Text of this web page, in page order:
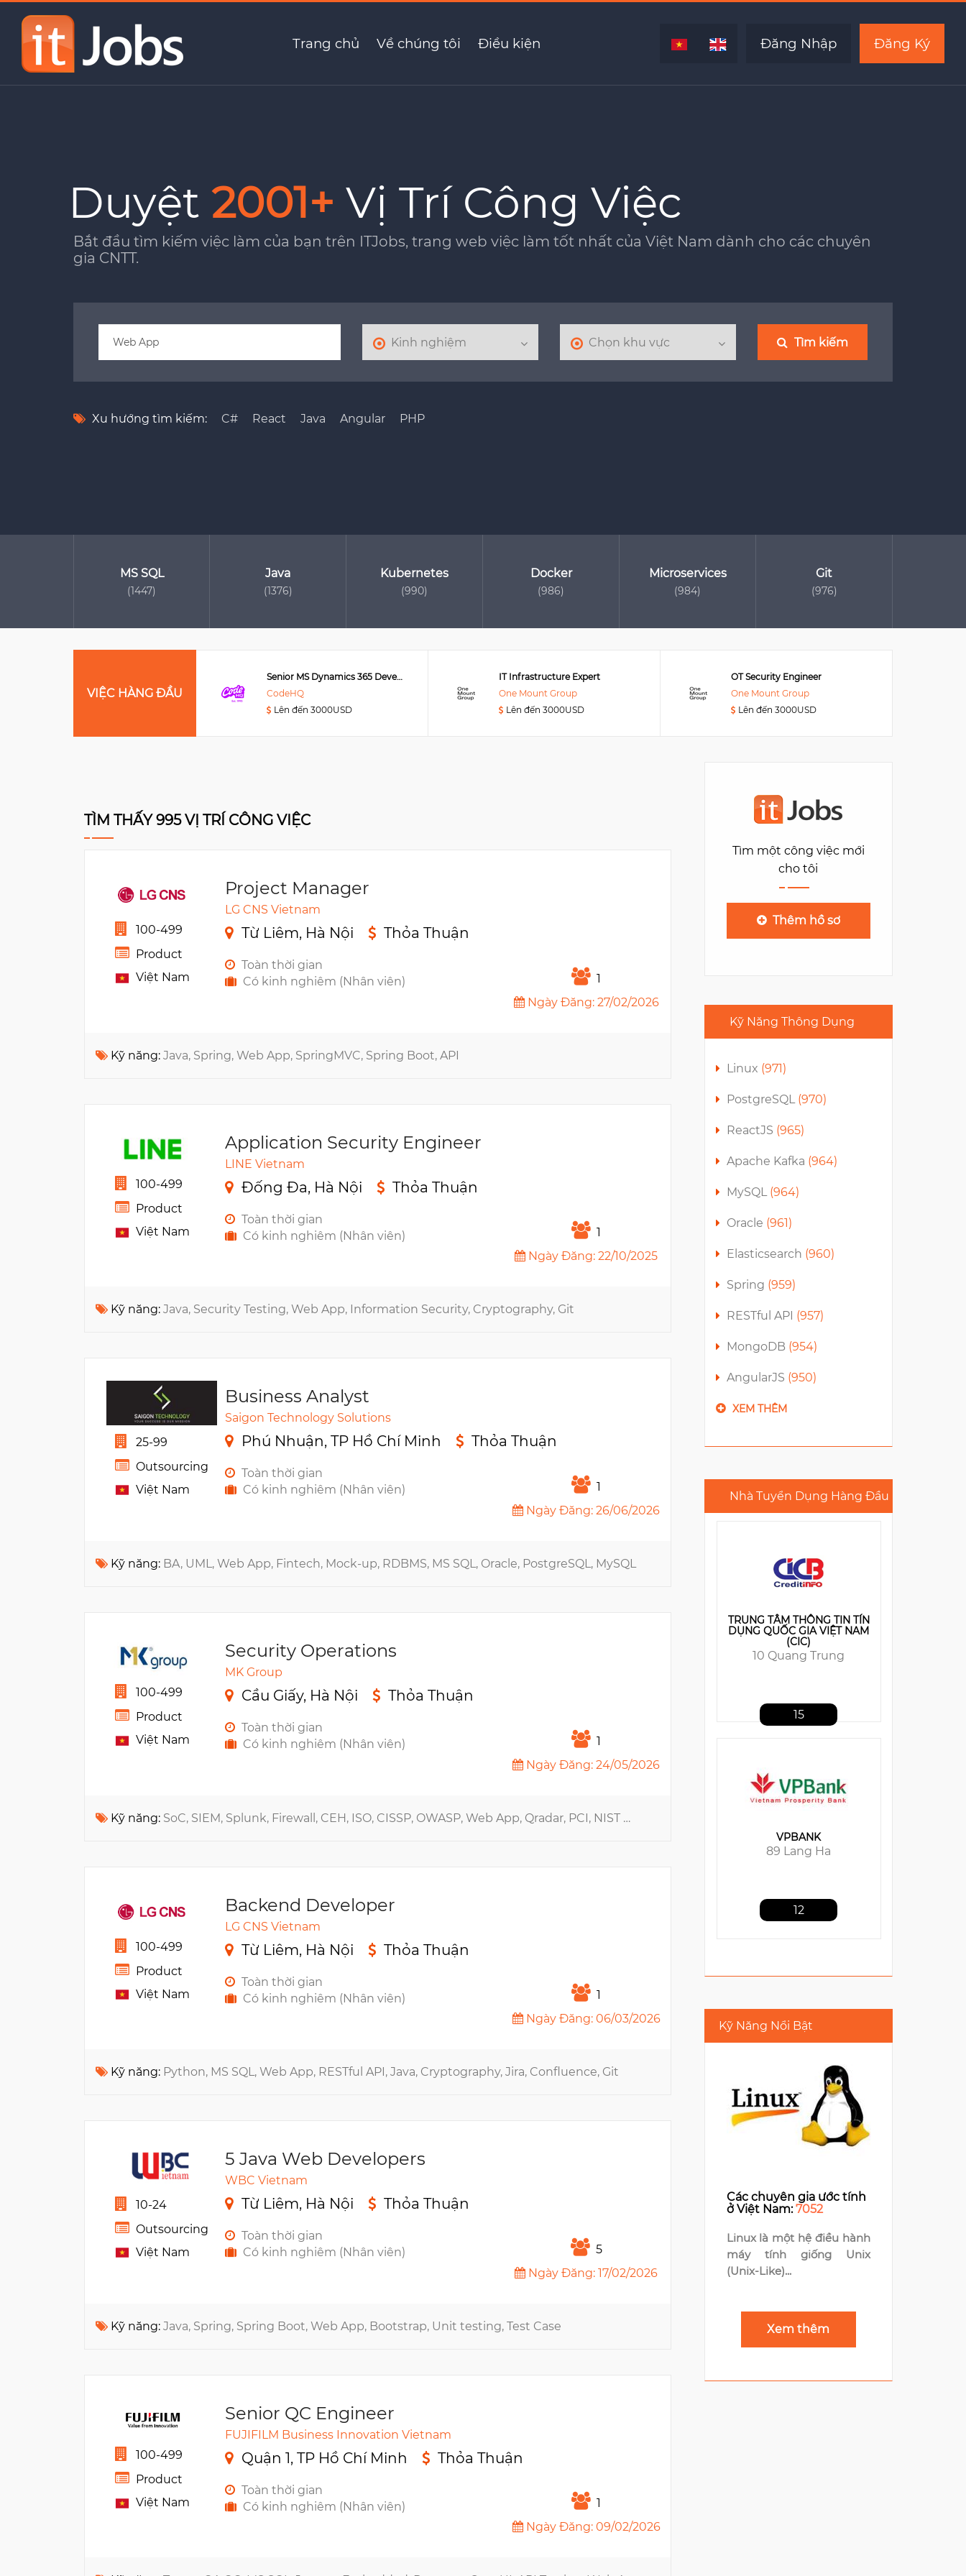
Trang chủ Về chúng tôi Điều kiện Đăng Nhập Đăng Ký
Duyệt 2001+ Vị Trí Công Việc
Bắt đầu tìm kiếm việc làm của bạn trên ITJobs, trang web việc làm tốt nhất của Việt Nam dành cho các chuyên
gia CNTT.
Tìm kiếm
Xu hướng tìm kiếm: C# React Java Angular PHP
MS SQL
(1447)
Java
(1376)
Kubernetes
(990)
Docker
(986)
Microservices
(984)
Git
(976)
VIỆC HÀNG ĐẦU
Senior MS Dynamics 365 Developer
CodeHQ
Lên đến 3000USD
IT Infrastructure Expert
One Mount Group
Lên đến 3000USD
OT Security Engineer
One Mount Group
Lên đến 3000USD
TÌM THẤY 995 VỊ TRÍ CÔNG VIỆC
100-499
Product
Việt Nam
Project Manager
LG CNS Vietnam
Từ Liêm, Hà Nội Thỏa Thuận
Toàn thời gian
Có kinh nghiêm (Nhân viên)
1
Ngày Đăng: 27/02/2026
Kỹ năng: Java, Spring, Web App, SpringMVC, Spring Boot, API
100-499
Product
Việt Nam
Application Security Engineer
LINE Vietnam
Đống Đa, Hà Nội Thỏa Thuận
Toàn thời gian
Có kinh nghiêm (Nhân viên)
1
Ngày Đăng: 22/10/2025
Kỹ năng: Java, Security Testing, Web App, Information Security, Cryptography, Git
25-99
Outsourcing
Việt Nam
Business Analyst
Saigon Technology Solutions
Phú Nhuận, TP Hồ Chí Minh Thỏa Thuận
Toàn thời gian
Có kinh nghiêm (Nhân viên)
1
Ngày Đăng: 26/06/2026
Kỹ năng: BA, UML, Web App, Fintech, Mock-up, RDBMS, MS SQL, Oracle, PostgreSQL, MySQL
100-499
Product
Việt Nam
Security Operations
MK Group
Cầu Giấy, Hà Nội Thỏa Thuận
Toàn thời gian
Có kinh nghiêm (Nhân viên)
1
Ngày Đăng: 24/05/2026
Kỹ năng: SoC, SIEM, Splunk, Firewall, CEH, ISO, CISSP, OWASP, Web App, Qradar, PCI, NIST CSF, DevSecOps
100-499
Product
Việt Nam
Backend Developer
LG CNS Vietnam
Từ Liêm, Hà Nội Thỏa Thuận
Toàn thời gian
Có kinh nghiêm (Nhân viên)
1
Ngày Đăng: 06/03/2026
Kỹ năng: Python, MS SQL, Web App, RESTful API, Java, Cryptography, Jira, Confluence, Git
10-24
Outsourcing
Việt Nam
5 Java Web Developers
WBC Vietnam
Từ Liêm, Hà Nội Thỏa Thuận
Toàn thời gian
Có kinh nghiêm (Nhân viên)
5
Ngày Đăng: 17/02/2026
Kỹ năng: Java, Spring, Spring Boot, Web App, Bootstrap, Unit testing, Test Case
100-499
Product
Việt Nam
Senior QC Engineer
FUJIFILM Business Innovation Vietnam
Quận 1, TP Hồ Chí Minh Thỏa Thuận
Toàn thời gian
Có kinh nghiêm (Nhân viên)
1
Ngày Đăng: 09/02/2026
Tìm một công việc mới
cho tôi
Thêm hồ sơ
Kỹ Năng Thông Dụng
Linux (971)
PostgreSQL (970)
ReactJS (965)
Apache Kafka (964)
MySQL (964)
Oracle (961)
Elasticsearch (960)
Spring (959)
RESTful API (957)
MongoDB (954)
AngularJS (950)
XEM THÊM
Nhà Tuyển Dụng Hàng Đầu
Chi Thanh
NAB INNOVATION CENTRE
E-Town 5, Cong Hoa
17
15
VPBANK
89 Lang Ha
12
MB BANK
10
MONEY FORWARD VIETNAM
E-Town Central, 11 Doan
Van Bo
6
Kỹ Năng Nổi Bật
Các chuyên gia ước tính
ở Việt Nam:7052
Linux là một hệ điều hành
máy tính giống Unix
(Unix-Like)...
Xem thêm